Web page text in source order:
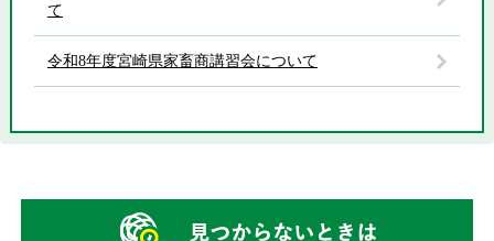
て
令和8年度宮崎県家畜商講習会について